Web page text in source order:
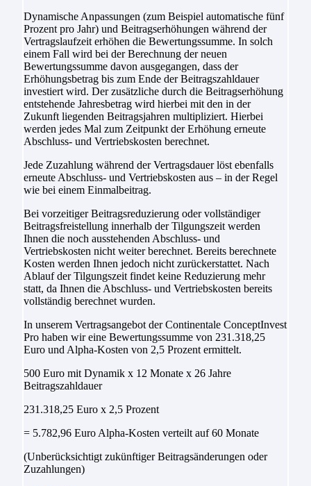
Dynamische Anpassungen (zum Beispiel automatische fünf
Prozent pro Jahr) und Beitragserhöhungen während der
Vertragslaufzeit erhöhen die Bewertungssumme. In solch
einem Fall wird bei der Berechnung der neuen
Bewertungssumme davon ausgegangen, dass der
Erhöhungsbetrag bis zum Ende der Beitragszahldauer
investiert wird. Der zusätzliche durch die Beitragserhöhung
entstehende Jahresbetrag wird hierbei mit den in der
Zukunft liegenden Beitragsjahren multipliziert. Hierbei
werden jedes Mal zum Zeitpunkt der Erhöhung erneute
Abschluss- und Vertriebskosten berechnet.
Jede Zuzahlung während der Vertragsdauer löst ebenfalls
erneute Abschluss- und Vertriebskosten aus – in der Regel
wie bei einem Einmalbeitrag.
Bei vorzeitiger Beitragsreduzierung oder vollständiger
Beitragsfreistellung innerhalb der Tilgungszeit werden
Ihnen die noch ausstehenden Abschluss- und
Vertriebskosten nicht weiter berechnet. Bereits berechnete
Kosten werden Ihnen jedoch nicht zurückerstattet. Nach
Ablauf der Tilgungszeit findet keine Reduzierung mehr
statt, da Ihnen die Abschluss- und Vertriebskosten bereits
vollständig berechnet wurden.
In unserem Vertragsangebot der Continentale ConceptInvest
Pro haben wir eine Bewertungssumme von 231.318,25
Euro und Alpha-Kosten von 2,5 Prozent ermittelt.
500 Euro mit Dynamik x 12 Monate x 26 Jahre
Beitragszahldauer
231.318,25 Euro x 2,5 Prozent
= 5.782,96 Euro Alpha-Kosten verteilt auf 60 Monate
(Unberücksichtigt zukünftiger Beitragsänderungen oder
Zuzahlungen)